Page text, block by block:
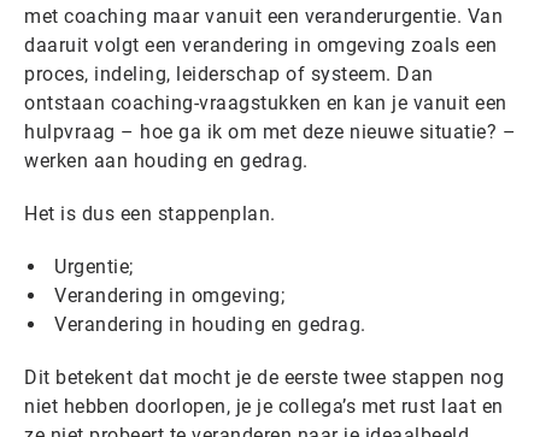
met coaching maar vanuit een veranderurgentie. Van
daaruit volgt een verandering in omgeving zoals een
proces, indeling, leiderschap of systeem. Dan
ontstaan coaching-vraagstukken en kan je vanuit een
hulpvraag – hoe ga ik om met deze nieuwe situatie? –
werken aan houding en gedrag. ​​​​​​​​​
Het is dus een stappenplan.
Urgentie;
Verandering in omgeving;
Verandering in houding en gedrag.
Dit betekent dat mocht je de eerste twee stappen nog
niet hebben doorlopen, je je collega’s met rust laat en